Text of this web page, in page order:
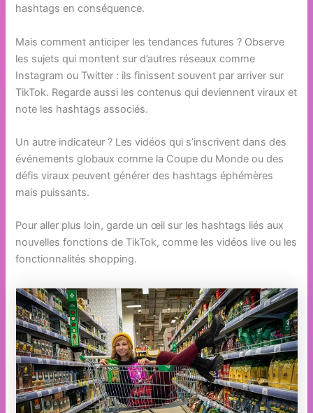
hashtags en conséquence.
Mais comment anticiper les tendances futures ? Observe
les sujets qui montent sur d’autres réseaux comme
Instagram ou Twitter : ils finissent souvent par arriver sur
TikTok. Regarde aussi les contenus qui deviennent viraux et
note les hashtags associés.
Un autre indicateur ? Les vidéos qui s’inscrivent dans des
événements globaux comme la Coupe du Monde ou des
défis viraux peuvent générer des hashtags éphémères
mais puissants.
Pour aller plus loin, garde un œil sur les hashtags liés aux
nouvelles fonctions de TikTok, comme les vidéos live ou les
fonctionnalités shopping.